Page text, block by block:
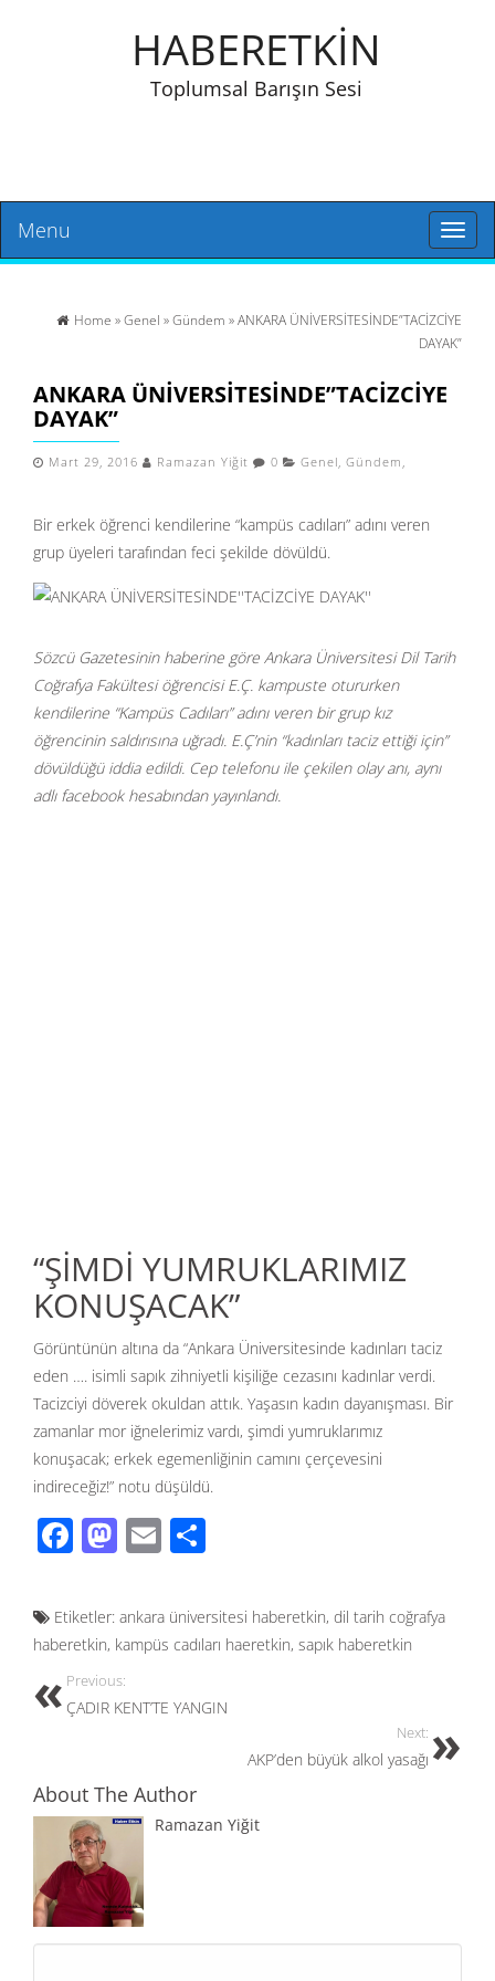
HABERETKİN
Toplumsal Barışın Sesi
Toggle
Menu
Home »Genel »Gündem » ANKARA ÜNİVERSİTESİNDE”TACİZCİYE
DAYAK”
ANKARA ÜNİVERSİTESİNDE”TACİZCİYE
DAYAK”
Mart 29, 2016 Ramazan Yiğit 0 Genel, Gündem ,
Bir erkek öğrenci kendilerine “kampüs cadıları” adını veren
grup üyeleri tarafından feci şekilde dövüldü.
Sözcü Gazetesinin haberine göre Ankara Üniversitesi Dil Tarih
Coğrafya Fakültesi öğrencisi E.Ç. kampuste otururken
kendilerine “Kampüs Cadıları” adını veren bir grup kız
öğrencinin saldırısına uğradı. E.Ç’nin “kadınları taciz ettiği için”
dövüldüğü iddia edildi. Cep telefonu ile çekilen olay anı, aynı
adlı facebook hesabından yayınlandı.
“ŞİMDİ YUMRUKLARIMIZ
KONUŞACAK”
Görüntünün altına da “Ankara Üniversitesinde kadınları taciz
eden …. isimli sapık zihniyetli kişiliğe cezasını kadınlar verdi.
Tacizciyi döverek okuldan attık. Yaşasın kadın dayanışması. Bir
zamanlar mor iğnelerimiz vardı, şimdi yumruklarımız
konuşacak; erkek egemenliğinin camını çerçevesini
indireceğiz!” notu düşüldü.
F
e
b
o
o
M
to
d
o
n
E
ail ar
e
Etiketler: ankara üniversitesi haberetkin, dil tarih coğrafya
haberetkin, kampüs cadıları haeretkin, sapık haberetkin
Previous:
ÇADIR KENT’TE YANGIN
Next:
AKP’den büyük alkol yasağı
About The Author
Ramazan Yiğit